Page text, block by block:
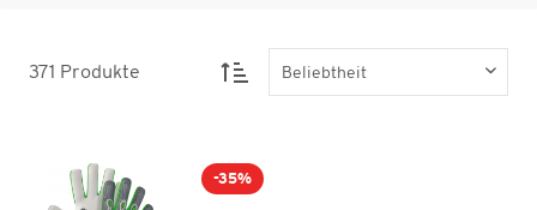
371 Produkte
-35%